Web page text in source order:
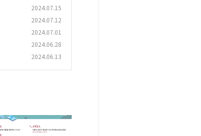
2024.07.15
2024.07.12
2024.07.01
2024.06.28
2024.06.13